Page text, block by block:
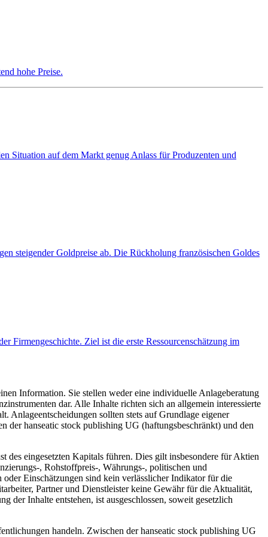
hohe Preise.
Situation auf dem Markt genug Anlass für Produzenten und
steigender Goldpreise ab. Die Rückholung französischen Goldes
Firmengeschichte. Ziel ist die erste Ressourcenschätzung im
Information. Sie stellen weder eine individuelle Anlageberatung
dar. Alle Inhalte richten sich an allgemein interessierte
Anlageentscheidungen sollten stets auf Grundlage eigener
hanseatic stock publishing UG (haftungsbeschränkt) und den
eingesetzten Kapitals führen. Dies gilt insbesondere für Aktien
, Rohstoffpreis-, Währungs-, politischen und
Einschätzungen sind kein verlässlicher Indikator für die
Partner und Dienstleister keine Gewähr für die Aktualität,
der Inhalte entstehen, ist ausgeschlossen, soweit gesetzlich
handeln. Zwischen der hanseatic stock publishing UG